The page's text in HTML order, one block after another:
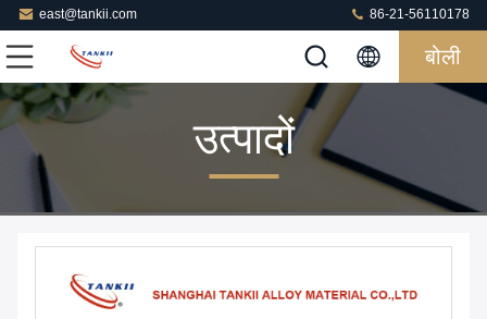
east@tankii.com 86-21-56110178
बोली
उत्पादों